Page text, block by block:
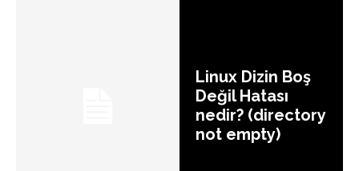
Linux Dizin Boş
Değil Hatası
nedir? (directory
not empty)